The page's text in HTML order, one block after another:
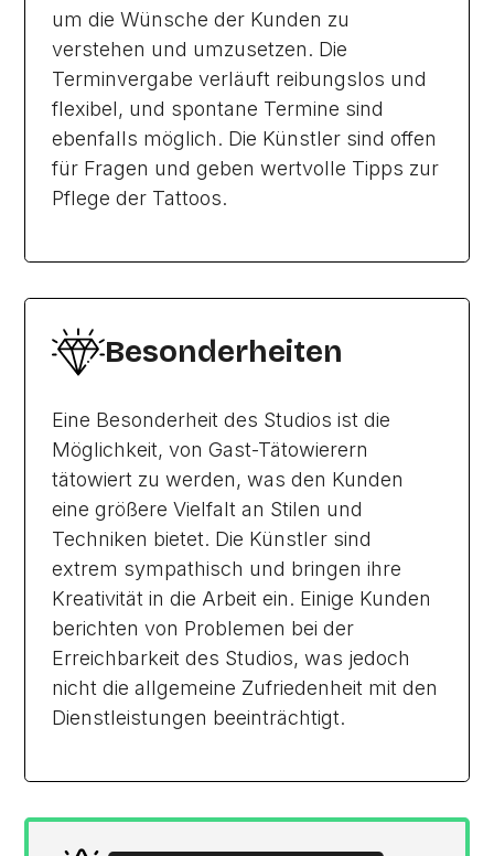
um die Wünsche der Kunden zu
verstehen und umzusetzen. Die
Terminvergabe verläuft reibungslos und
flexibel, und spontane Termine sind
ebenfalls möglich. Die Künstler sind offen
für Fragen und geben wertvolle Tipps zur
Pflege der Tattoos.
Besonderheiten
Eine Besonderheit des Studios ist die
Möglichkeit, von Gast-Tätowierern
tätowiert zu werden, was den Kunden
eine größere Vielfalt an Stilen und
Techniken bietet. Die Künstler sind
extrem sympathisch und bringen ihre
Kreativität in die Arbeit ein. Einige Kunden
berichten von Problemen bei der
Erreichbarkeit des Studios, was jedoch
nicht die allgemeine Zufriedenheit mit den
Dienstleistungen beeinträchtigt.